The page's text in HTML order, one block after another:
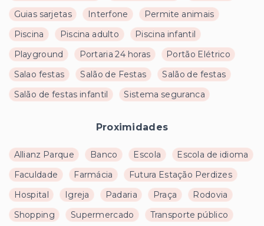
Guias sarjetas
Interfone
Permite animais
Piscina
Piscina adulto
Piscina infantil
Playground
Portaria 24 horas
Portão Elétrico
Salao festas
Salão de Festas
Salão de festas
Salão de festas infantil
Sistema seguranca
Proximidades
Allianz Parque Banco Escola
Escola de idioma
Faculdade
Farmácia
Futura Estação Perdizes
Hospital
Igreja Padaria Praça
Rodovia
Shopping
Supermercado Transporte público